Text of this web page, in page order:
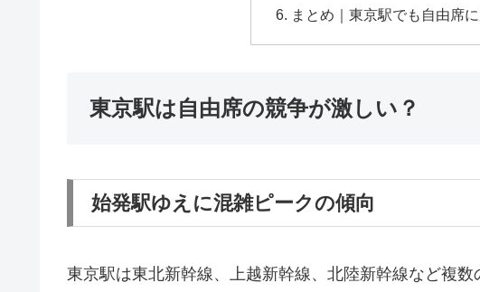
まとめ｜東京駅でも自由席
東京駅は自由席の競争が激しい？
始発駅ゆえに混雑ピークの傾向
東京駅は東北新幹線、上越新幹線、北陸新幹線など複数